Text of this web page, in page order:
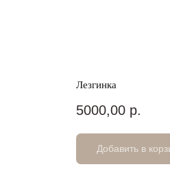
Лезгинка
5000,00 р.
Добавить в